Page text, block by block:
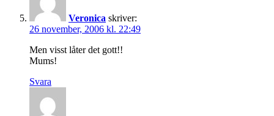
Veronica skriver:
26 november, 2006 kl. 22:49
Men visst låter det gott!!
Mums!
Svara